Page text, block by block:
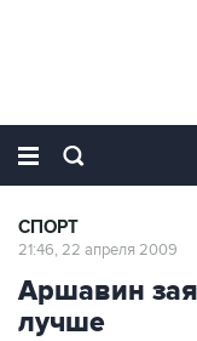
СПОРТ
21:46, 22 апреля 2009
Аршавин
лучше